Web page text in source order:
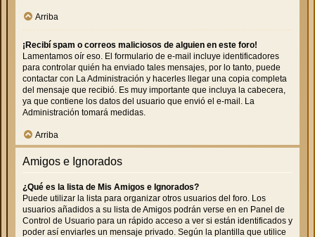
Arriba
¡Recibí spam o correos maliciosos de alguien en este foro!
Lamentamos oír eso. El formulario de e-mail incluye identificadores
para controlar quién ha enviado tales mensajes, por lo tanto, puede
contactar con La Administración y hacerles llegar una copia completa
del mensaje que recibió. Es muy importante que incluya la cabecera,
ya que contiene los datos del usuario que envió el e-mail. La
Administración tomará medidas.
Arriba
Amigos e Ignorados
¿Qué es la lista de Mis Amigos e Ignorados?
Puede utilizar la lista para organizar otros usuarios del foro. Los
usuarios añadidos a su lista de Amigos podrán verse en en Panel de
Control de Usuario para un rápido acceso a ver si están identificados y
poder así enviarles un mensaje privado. Según la plantilla que utilice